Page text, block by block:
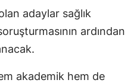
adaylar sağlık
ardından
akademik hem de